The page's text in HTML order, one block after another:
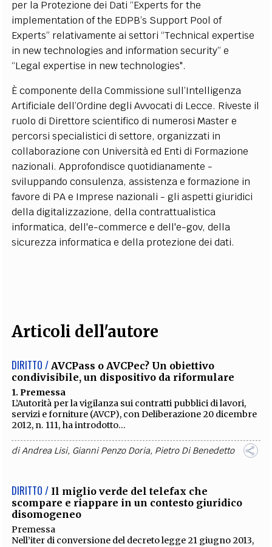
per la Protezione dei Dati “Experts for the
implementation of the EDPB’s Support Pool of
Experts” relativamente ai settori “Technical expertise
in new technologies and information security” e
“Legal expertise in new technologies".
È componente della Commissione sull’Intelligenza
Artificiale dell’Ordine degli Avvocati di Lecce. Riveste il
ruolo di Direttore scientifico di numerosi Master e
percorsi specialistici di settore, organizzati in
collaborazione con Università ed Enti di Formazione
nazionali. Approfondisce quotidianamente -
sviluppando consulenza, assistenza e formazione in
favore di PA e Imprese nazionali - gli aspetti giuridici
della digitalizzazione, della contrattualistica
informatica, dell'e-commerce e dell'e-gov, della
sicurezza informatica e della protezione dei dati.
Articoli dell'autore
DIRITTO / AVCPass o AVCPec? Un obiettivo
condivisibile, un dispositivo da riformulare
1. Premessa
L’Autorità per la vigilanza sui contratti pubblici di lavori,
servizi e forniture (AVCP), con Deliberazione 20 dicembre
2012, n. 111, ha introdotto...
diAndrea Lisi, Gianni Penzo Doria, Pietro Di Benedetto
DIRITTO / Il miglio verde del telefax che
scompare e riappare in un contesto giuridico
disomogeneo
Premessa
Nell’iter di conversione del decreto legge 21 giugno 2013,